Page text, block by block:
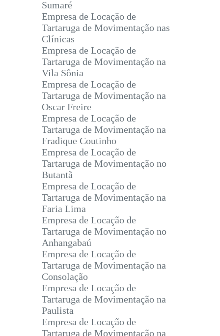
Sumaré
Empresa de Locação de
Tartaruga de Movimentação nas
Clínicas
Empresa de Locação de
Tartaruga de Movimentação na
Vila Sônia
Empresa de Locação de
Tartaruga de Movimentação na
Oscar Freire
Empresa de Locação de
Tartaruga de Movimentação na
Fradique Coutinho
Empresa de Locação de
Tartaruga de Movimentação no
Butantã
Empresa de Locação de
Tartaruga de Movimentação na
Faria Lima
Empresa de Locação de
Tartaruga de Movimentação no
Anhangabaú
Empresa de Locação de
Tartaruga de Movimentação na
Consolação
Empresa de Locação de
Tartaruga de Movimentação na
Paulista
Empresa de Locação de
Tartaruga de Movimentação na